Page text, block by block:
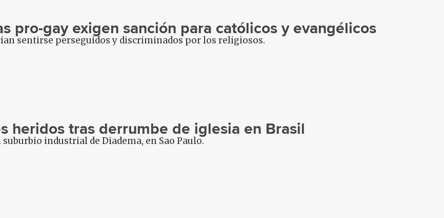
pro-gay exigen sanción para católicos y evangélicos
sentirse perseguidos y discriminados por los religiosos.
heridos tras derrumbe de iglesia en Brasil
industrial de Diadema, en Sao Paulo.